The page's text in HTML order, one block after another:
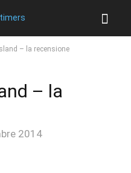
– la recensione
– la
2014